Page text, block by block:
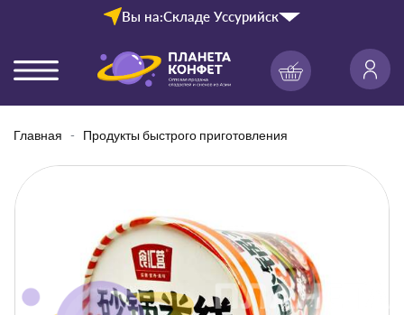
Вы на:Складе Уссурийск
Главная Продукты быстрого приготовления